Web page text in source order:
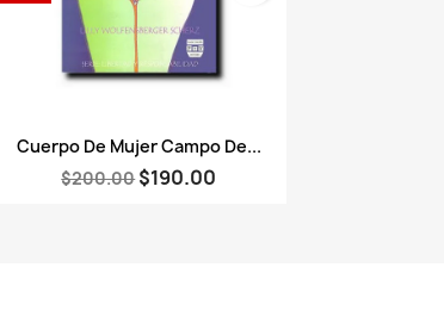
Vista rápida
Cuerpo De Mujer Campo De...
$200.00$190.00